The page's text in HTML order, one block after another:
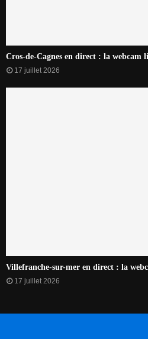
Cros-de-Cagnes en direct : la webcam
17 juillet 2026
Villefranche-sur-mer en direct : la
17 juillet 2026